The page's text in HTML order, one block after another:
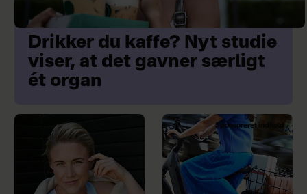
Drikker du kaffe? Nyt studie
viser, at det gavner særligt
ét organ
Sponsoreret indhold